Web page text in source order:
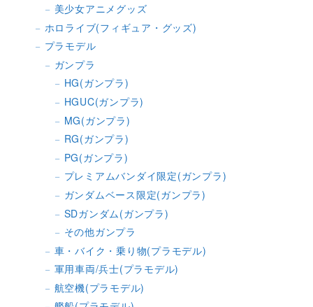
美少女アニメグッズ
ホロライブ(フィギュア・グッズ)
プラモデル
ガンプラ
HG(ガンプラ)
HGUC(ガンプラ)
MG(ガンプラ)
RG(ガンプラ)
PG(ガンプラ)
プレミアムバンダイ限定(ガンプラ)
ガンダムベース限定(ガンプラ)
SDガンダム(ガンプラ)
その他ガンプラ
車・バイク・乗り物(プラモデル)
軍用車両/兵士(プラモデル)
航空機(プラモデル)